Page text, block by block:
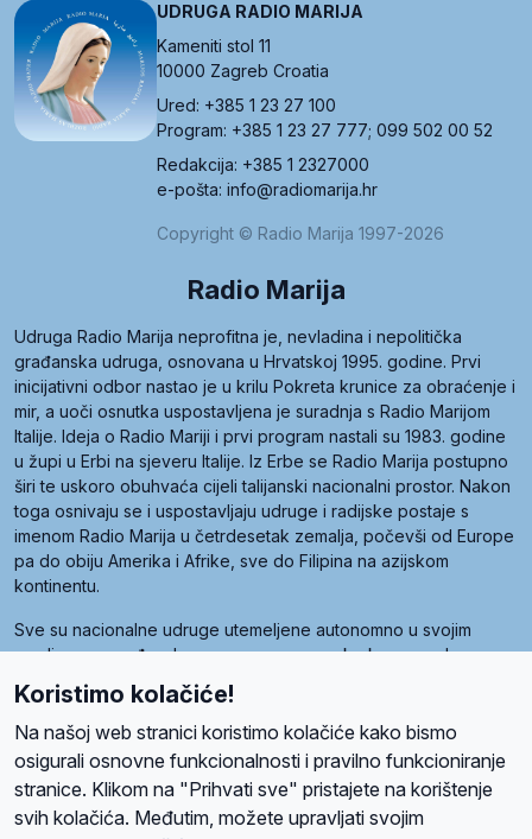
UDRUGA RADIO MARIJA
Kameniti stol 11
10000 Zagreb Croatia
Ured: +385 1 23 27 100
Program: +385 1 23 27 777; 099 502 00 52
Redakcija: +385 1 2327000
e-pošta: info@radiomarija.hr
Copyright © Radio Marija 1997-2026
Radio Marija
Udruga Radio Marija neprofitna je, nevladina i nepolitička
građanska udruga, osnovana u Hrvatskoj 1995. godine. Prvi
inicijativni odbor nastao je u krilu Pokreta krunice za obraćenje i
mir, a uoči osnutka uspostavljena je suradnja s Radio Marijom
Italije. Ideja o Radio Mariji i prvi program nastali su 1983. godine
u župi u Erbi na sjeveru Italije. Iz Erbe se Radio Marija postupno
širi te uskoro obuhvaća cijeli talijanski nacionalni prostor. Nakon
toga osnivaju se i uspostavljaju udruge i radijske postaje s
imenom Radio Marija u četrdesetak zemalja, počevši od Europe
pa do obiju Amerika i Afrike, sve do Filipina na azijskom
kontinentu.
Sve su nacionalne udruge utemeljene autonomno u svojim
zemljama, a međusobna su povezane preko krovne udruge
pod nazivom Svjetska obitelj Radio Marije (World Family of
Radio Maria). Svjetsku obitelj utemeljilo je sedam članica, među
kojima je i hrvatska Udruga Radio Marija.
Koristimo kolačiće!
Na našoj web stranici koristimo kolačiće kako bismo
osigurali osnovne funkcionalnosti i pravilno funkcioniranje
stranice. Klikom na "Prihvati sve" pristajete na korištenje
svih kolačića. Međutim, možete upravljati svojim